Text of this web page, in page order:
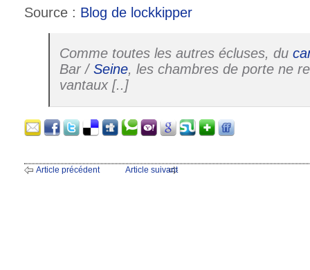
Source : Blog de lockkipper
Comme toutes les autres écluses, du
Bar / Seine, les chambres de porte ne
vantaux [..]
Article précédent Article suivant